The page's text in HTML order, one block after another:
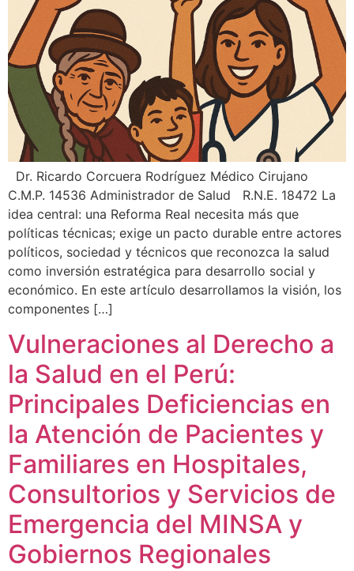
Dr. Ricardo Corcuera Rodríguez Médico Cirujano
C.M.P. 14536 Administrador de Salud R.N.E. 18472 La
idea central: una Reforma Real necesita más que
políticas técnicas; exige un pacto durable entre actores
políticos, sociedad y técnicos que reconozca la salud
como inversión estratégica para desarrollo social y
económico. En este artículo desarrollamos la visión, los
componentes […]
Vulneraciones al Derecho a
la Salud en el Perú:
Principales Deficiencias en
la Atención de Pacientes y
Familiares en Hospitales,
Consultorios y Servicios de
Emergencia del MINSA y
Gobiernos Regionales